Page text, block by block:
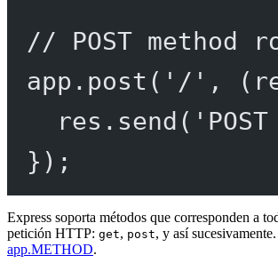
// POST method
app. post ( '/' , (
res. send (
});
Express soporta métodos que corresponden a
petición HTTP: get, post, y así
app.METHOD.